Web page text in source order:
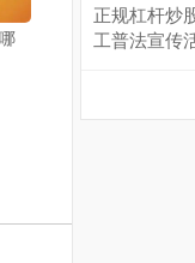
正规杠杆炒
工普法宣传